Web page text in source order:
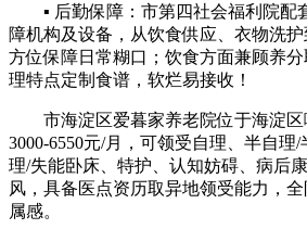
▪ 后勤保障：市第四社会福利院配
障机构及设备，从饮食供应、衣物洗
方位保障日常糊口；饮食方面兼顾养
理特点定制食谱，软烂易接收！
市海淀区爱暮家养老院位于海淀区
3000-6550元/月，可领受自理、半自理
理/失能卧床、特护、认知妨碍、病后
风，具备医点资历取异地领受能力，
属感。